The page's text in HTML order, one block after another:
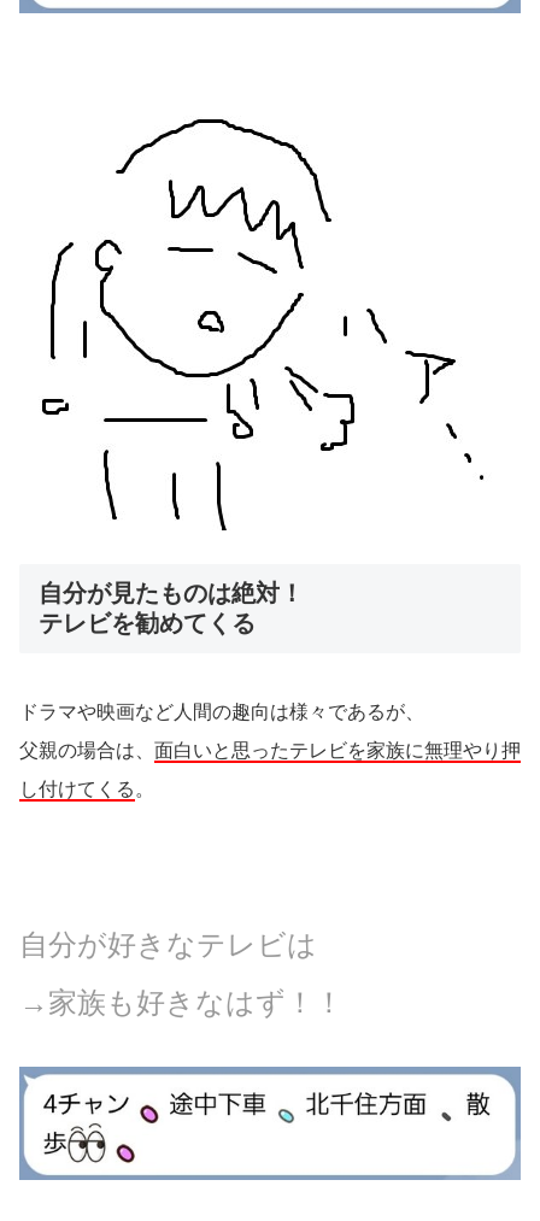
自分が見たものは絶対！
テレビを勧めてくる
ドラマや映画など人間の趣向は様々であるが、
父親の場合は、 面白いと思ったテレビを家族に無理やり押
し付けてくる 。
自分が好きなテレビは
→家族も好きなはず！！